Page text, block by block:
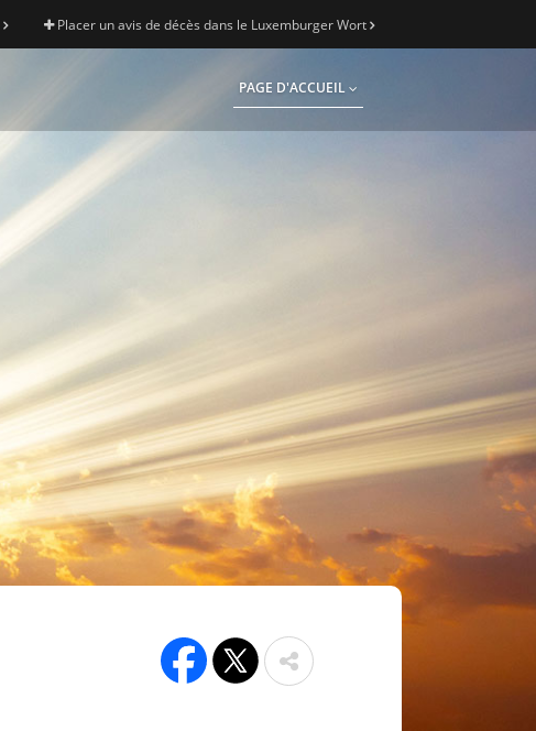
Placer un avis de décès dans le Luxemburger Wort
PAGE D'ACCUEIL